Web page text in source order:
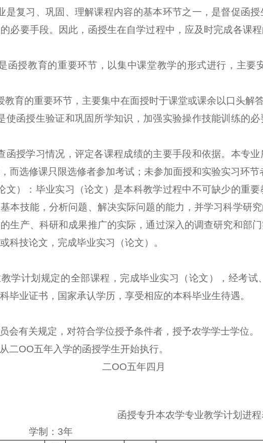
是复习、巩固、理解课程内容的基本环节之一，是督促函
必要手段。因此，函授生在自学过程中，应及时完成各课
函授教育的重要环节，以集中课堂教学的形式进行，主
教育的重要环节，主要集中在面授时于课堂或课余以口头解
使函授生验证和巩固所学知识，加强实验操作技能训练的
函授学习情况，评定各课程成绩的主要手段和依据。本专
而选修课只限选修者参加考试；未参加面授和实验实习环节
文）：毕业实习（论文）是本科教学过程中不可缺少的重
本技能，分析问题、解决实际问题的能力，并学习科学研
生产、科研和成果推广的实际，通过深入的调查研究和部
科技论文，完成毕业实习（论文）。
学计划规定的全部课程，完成毕业实习（论文），经考
毕业证书，国家承认学历，享受相应的本科毕业生待遇。
会有关规定，对符合学位授予条件者，授予农学学士学位。
二OO五年入学的函授学生开始执行。
二OO五年四月
函授专升本农学专业教学计划进程
学制： 3年